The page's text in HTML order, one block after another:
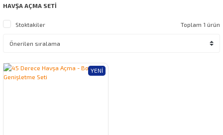
HAVŞA AÇMA SETİ
Stoktakiler Toplam 1 ürün
YENI